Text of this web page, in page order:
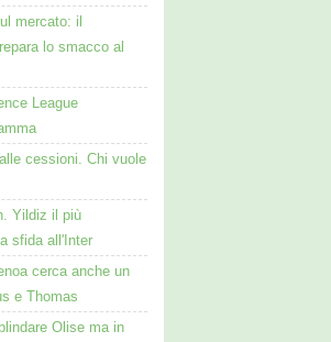
mercato: il
lo smacco al
League
cessioni. Chi vuole
Yildiz il più
sfida all'Inter
cerca anche un
e Thomas
Olise ma in